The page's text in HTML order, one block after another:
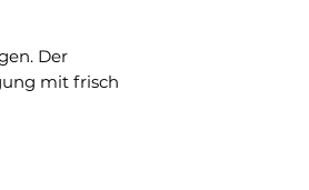
Der
mit frisch